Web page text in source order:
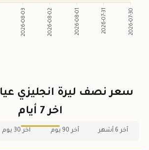
2026-08-03 2026-08-02 2026-08-01 2026-07-31 2026-07-30
اخر 7 أيام
آخر 6 أشهر آخر 90 يوم آخر 30 يوم